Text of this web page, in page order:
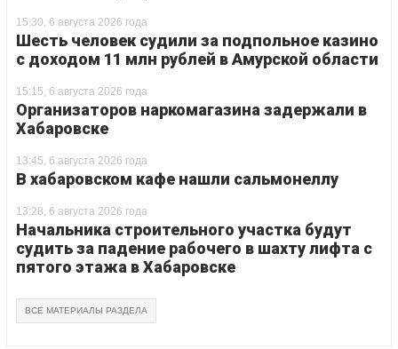
15:30, 6 августа 2026 года
Шесть человек судили за подпольное казино
с доходом 11 млн рублей в Амурской области
15:15, 6 августа 2026 года
Организаторов наркомагазина задержали в
Хабаровске
13:45, 6 августа 2026 года
В хабаровском кафе нашли сальмонеллу
13:28, 6 августа 2026 года
Начальника строительного участка будут
судить за падение рабочего в шахту лифта с
пятого этажа в Хабаровске
ВСЕ МАТЕРИАЛЫ РАЗДЕЛА